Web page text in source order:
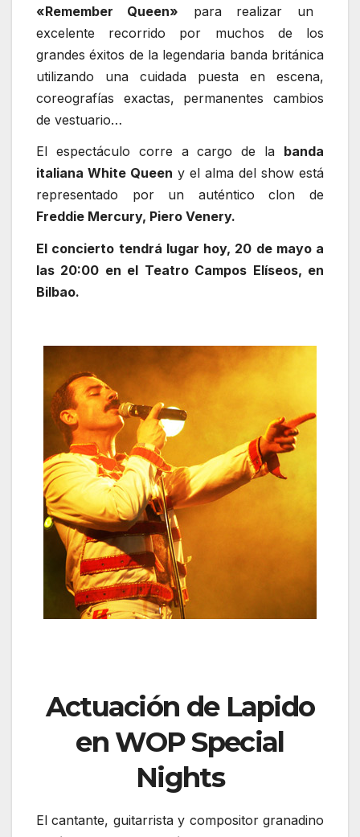
«Remember Queen» para realizar un
excelente recorrido por muchos de los
grandes éxitos de la legendaria banda británica
utilizando una cuidada puesta en escena,
coreografías exactas, permanentes cambios
de vestuario…
El espectáculo corre a cargo de la banda
italiana White Queen y el alma del show está
representado por un auténtico clon de
Freddie Mercury, Piero Venery.
El concierto tendrá lugar hoy, 20 de mayo a
las 20:00 en el Teatro Campos Elíseos, en
Bilbao.
Actuación de Lapido
en WOP Special
Nights
El cantante, guitarrista y compositor granadino